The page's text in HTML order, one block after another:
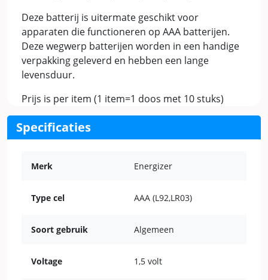
Deze batterij is uitermate geschikt voor
apparaten die functioneren op AAA batterijen.
Deze wegwerp batterijen worden in een handige
verpakking geleverd en hebben een lange
levensduur.
Prijs is per item (1 item=1 doos met 10 stuks)
Specificaties
Merk Energizer
Type cel AAA (L92,LR03)
Soort gebruik Algemeen
Voltage 1,5 volt